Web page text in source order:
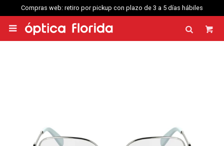
Compras web: retiro por pickup con plazo de 3 a 5 días hábiles
